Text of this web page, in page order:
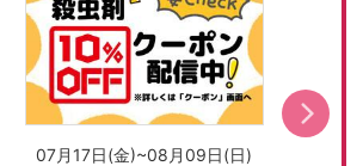
07月17日(金)~08月09日(日)